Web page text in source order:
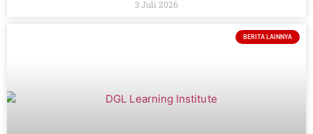
3 Juli 2026
BERITA LAINNYA